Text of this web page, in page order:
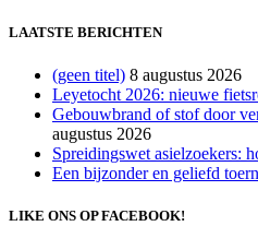
LAATSTE BERICHTEN
(geen titel) 8 augustus 2026
Leyetocht 2026: nieuwe
Gebouwbrand of stof door
augustus 2026
Spreidingswet asielzoekers:
Een bijzonder en geliefd
LIKE ONS OP FACEBOOK!